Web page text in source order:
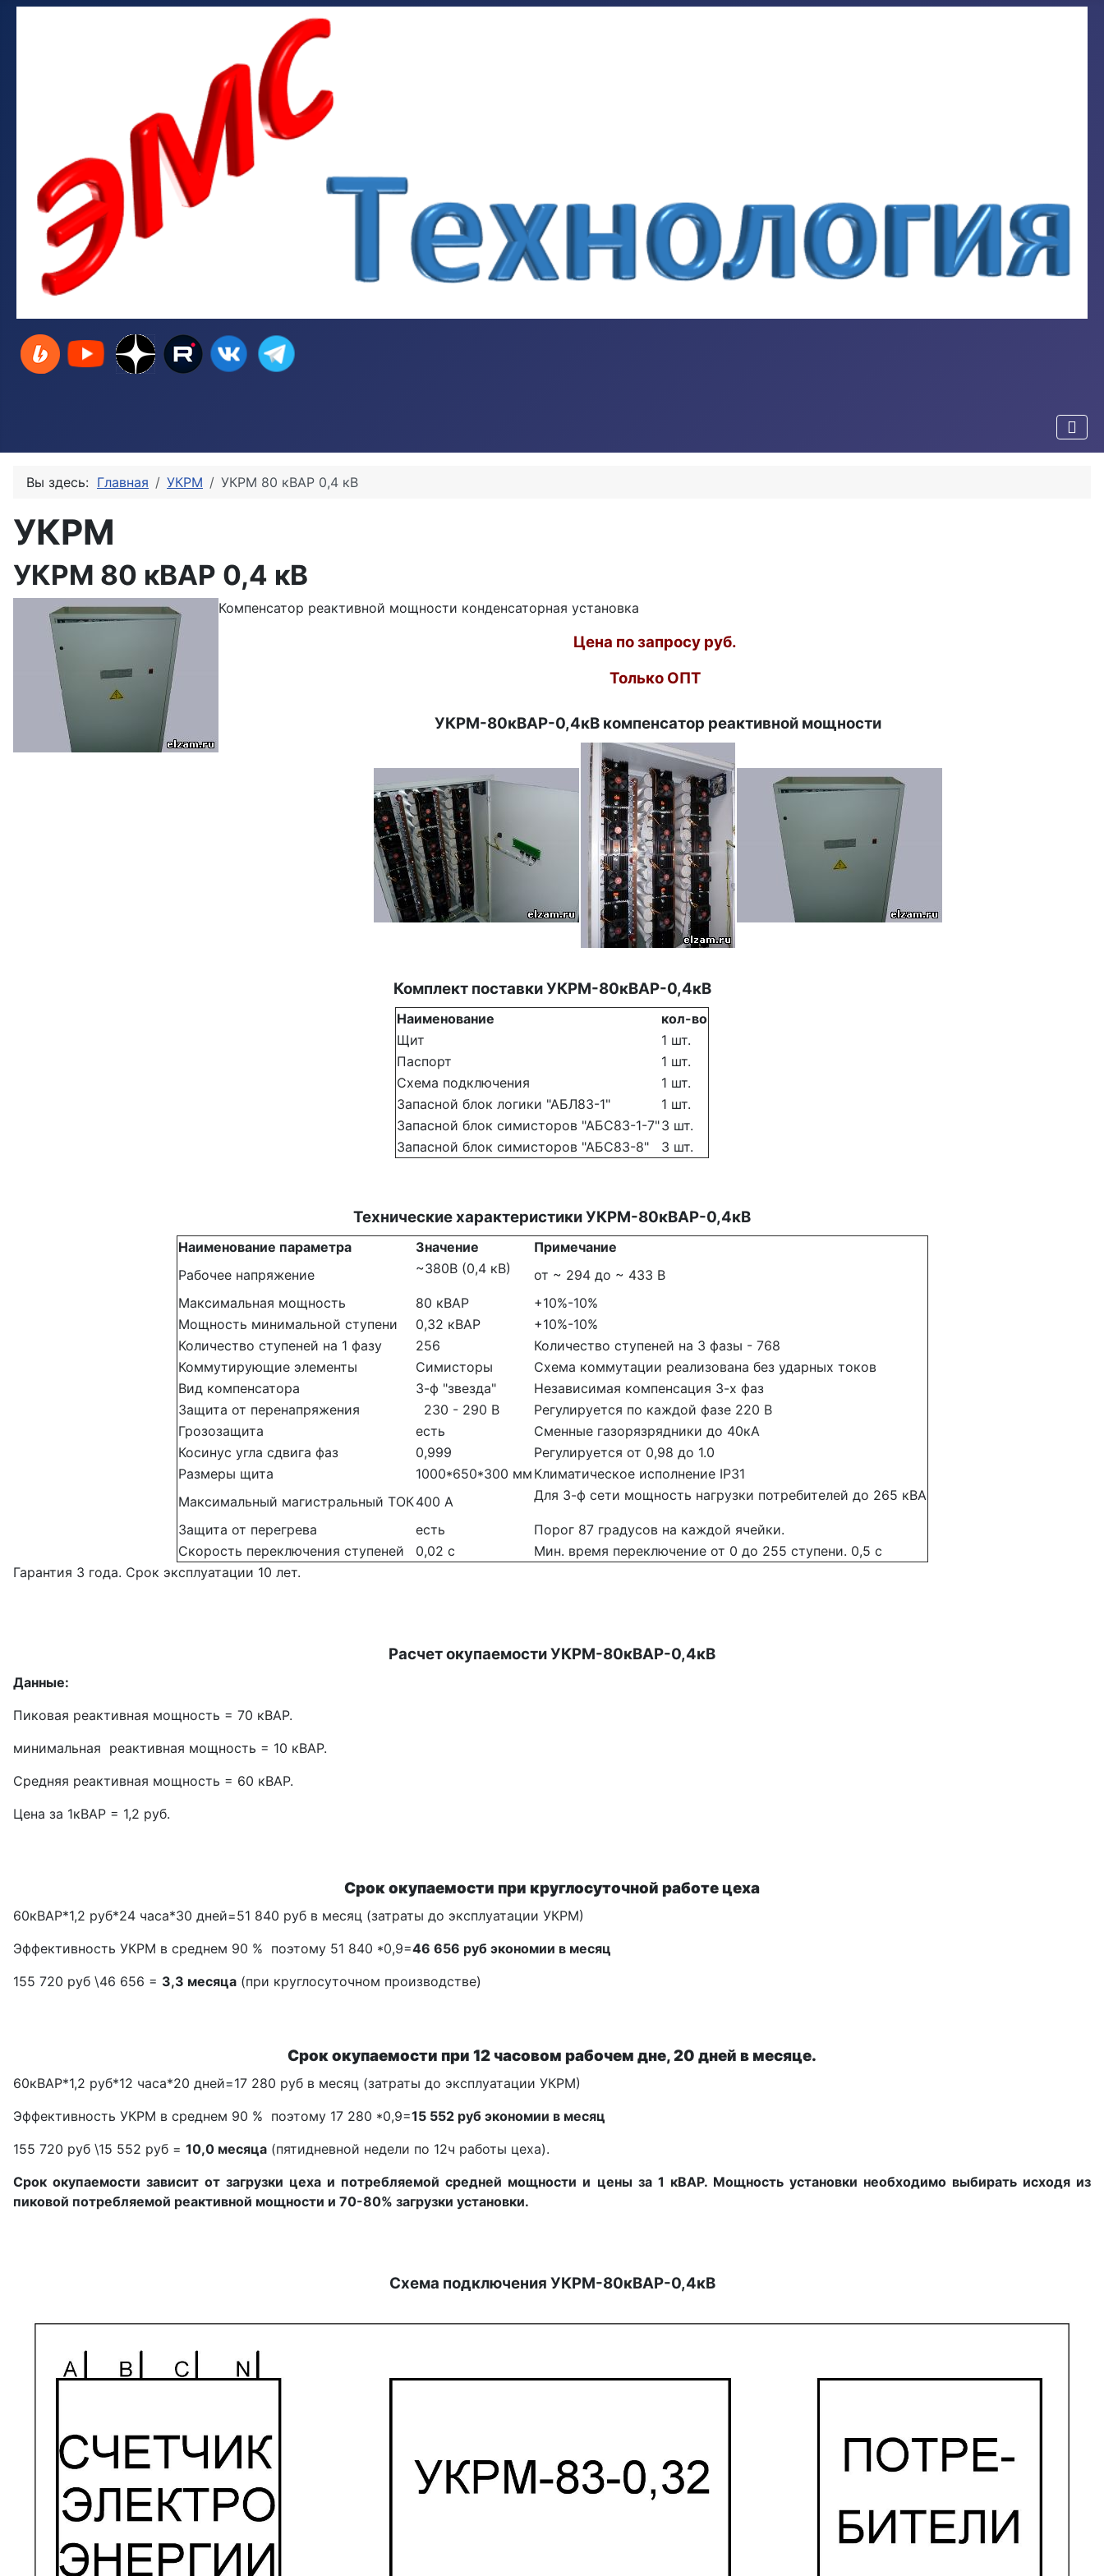
Вы здесь: Главная УКРМ УКРМ 80 кВАР 0,4 кВ
УКРМ
УКРМ 80 кВАР 0,4 кВ
Компенсатор реактивной мощности конденсаторная установка
Цена по запросу руб.
Только ОПТ
УКРМ-80кВАР-0,4кВ компенсатор реактивной мощности
Комплект поставки УКРМ-80кВАР-0,4кВ
Наименование
кол-во
Щит
1 шт.
Паспорт
1 шт.
Схема подключения
1 шт.
Запасной блок логики "АБЛ83-1"
1 шт.
Запасной блок симисторов "АБС83-1-7"3 шт.
Запасной блок симисторов "АБС83-8"
3 шт.
Технические характеристики УКРМ-80кВАР-0,4кВ
Наименование параметра Значение
Примечание
Рабочее напряжение
~380В (0,4 кВ)
от ~ 294 до ~ 433 В
Максимальная мощность
80 кВАР
+10%-10%
Мощность минимальной ступени
0,32 кВАР
+10%-10%
Количество ступеней на 1 фазу
256
Количество ступеней на 3 фазы - 768
Коммутирующие элементы
Симисторы
Схема коммутации реализована без ударных токов
Вид компенсатора
3-ф "звезда"
Независимая компенсация 3-х фаз
Защита от перенапряжения
230 - 290 В
Регулируется по каждой фазе 220 В
Грозозащита
есть
Сменные газорязрядники до 40кА
Косинус угла сдвига фаз
0,999
Регулируется от 0,98 до 1.0
Размеры щита
1000*650*300 мм Климатическое исполнение IP31
Максимальный магистральный ТОК400 А Для 3-ф сети мощность нагрузки потребителей до 265 кВА
Защита от перегрева есть
Порог 87 градусов на каждой ячейки.
Скорость переключения ступеней
0,02 с
Мин. время переключение от 0 до 255 ступени. 0,5 с
Гарантия 3 года. Срок эксплуатации 10 лет.
Расчет окупаемости УКРМ-80кВАР-0,4кВ
Данные:
Пиковая реактивная мощность = 70 кВАР.
минимальная реактивная мощность = 10 кВАР.
Средняя реактивная мощность = 60 кВАР.
Цена за 1кВАР = 1,2 руб.
Срок окупаемости при круглосуточной работе цеха
60кВАР*1,2 руб*24 часа*30 дней=51 840 руб в месяц (затраты до эксплуатации УКРМ)
Эффективность УКРМ в среднем 90 % поэтому 51 840 *0,9=46 656 руб экономии в месяц
155 720 руб \46 656 = 3,3 месяца (при круглосуточном производстве)
Срок окупаемости при 12 часовом рабочем дне, 20 дней в месяце.
60кВАР*1,2 руб*12 часа*20 дней=17 280 руб в месяц (затраты до эксплуатации УКРМ)
Эффективность УКРМ в среднем 90 % поэтому 17 280 *0,9=15 552 руб экономии в месяц
155 720 руб \15 552 руб = 10,0 месяца (пятидневной недели по 12ч работы цеха).
Срок окупаемости зависит от загрузки цеха и потребляемой средней мощности и цены за 1 кВАР. Мощность установки необходимо выбирать исходя из
пиковой потребляемой реактивной мощности и 70-80% загрузки установки.
Схема подключения УКРМ-80кВАР-0,4кВ